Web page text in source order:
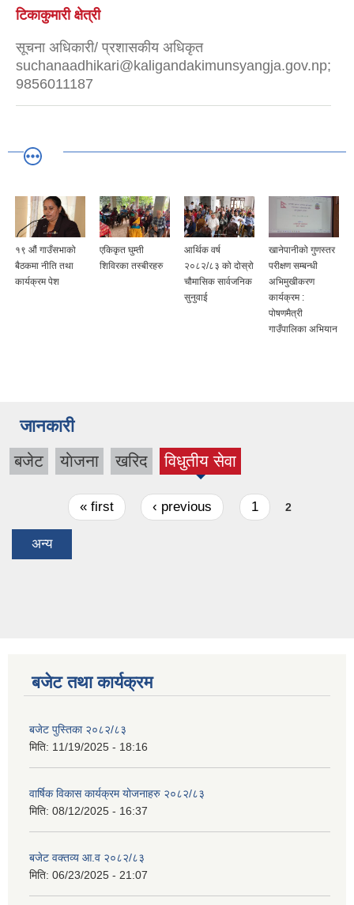
टिकाकुमारी क्षेत्री
सूचना अधिकारी/ प्रशासकीय अधिकृत
suchanaadhikari@kaligandakimunsyangja.gov.np;
9856011187
१९ औं गाउँसभाको
बैठकमा नीति तथा
कार्यक्रम पेश
एकिकृत घुम्ती
शिविरका तस्बीरहरु
आर्थिक वर्ष
२०८२/८३ को दोस्रो
चौमासिक सार्वजनिक
सुनुवाई
खानेपानीको गुणस्तर
परीक्षण सम्बन्धी
अभिमुखीकरण
कार्यक्रम :
पोषणमैत्री
गाउँपालिका अभियान
जानकारी
बजेट याेजना खरिद विधुतीय सेवा
(active
Pages « first ‹ previous 1 2
अन्य
बजेट तथा कार्यक्रम
बजेट पुस्तिका २०८२/८३
मिति: 11/19/2025 - 18:16
वार्षिक विकास कार्यक्रम योजनाहरु २०८२/८३
मिति: 08/12/2025 - 16:37
बजेट वक्तव्य आ.व २०८२/८३
मिति: 06/23/2025 - 21:07